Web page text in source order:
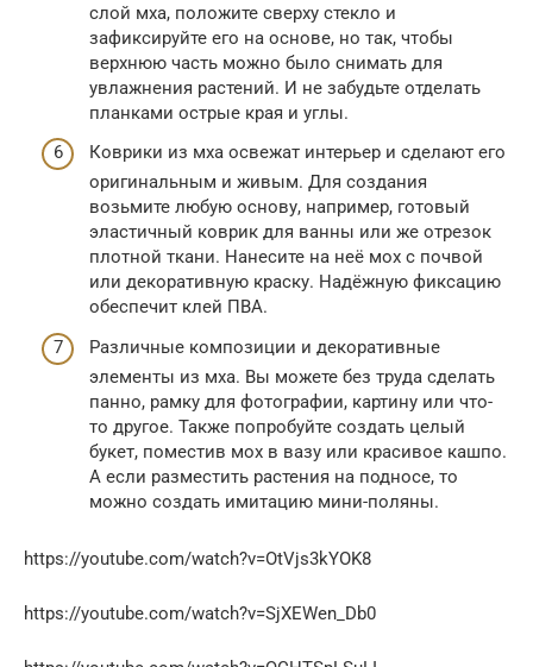
слой мха, положите сверху стекло и
зафиксируйте его на основе, но так, чтобы
верхнюю часть можно было снимать для
увлажнения растений. И не забудьте отделать
планками острые края и углы.
Коврики из мха освежат интерьер и сделают его
оригинальным и живым. Для создания
возьмите любую основу, например, готовый
эластичный коврик для ванны или же отрезок
плотной ткани. Нанесите на неё мох с почвой
или декоративную краску. Надёжную фиксацию
обеспечит клей ПВА.
Различные композиции и декоративные
элементы из мха. Вы можете без труда сделать
панно, рамку для фотографии, картину или что-
то другое. Также попробуйте создать целый
букет, поместив мох в вазу или красивое кашпо.
А если разместить растения на подносе, то
можно создать имитацию мини-поляны.
https://youtube.com/watch?v=OtVjs3kYOK8
https://youtube.com/watch?v=SjXEWen_Db0